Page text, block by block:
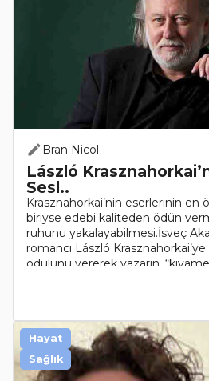
Bran Nicol
László
Sesl..
Krasznahorkai’nin eserlerinin en
biriyse edebi kaliteden ödün
ruhunu yakalayabilmesi.İsveç
romancı László
ödülünü vererek yazarın,
Hayat
Sağlık